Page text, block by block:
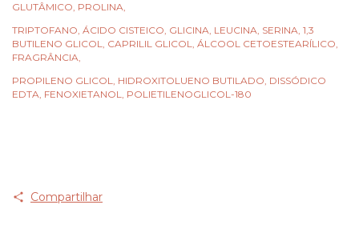
GLUTÂMICO, PROLINA,
TRIPTOFANO, ÁCIDO CISTEICO, GLICINA, LEUCINA, SERINA, 1,3
BUTILENO GLICOL, CAPRILIL GLICOL, ÁLCOOL CETOESTEARÍLICO,
FRAGRÂNCIA,
PROPILENO GLICOL, HIDROXITOLUENO BUTILADO, DISSÓDICO
EDTA, FENOXIETANOL, POLIETILENOGLICOL-180
Compartilhar